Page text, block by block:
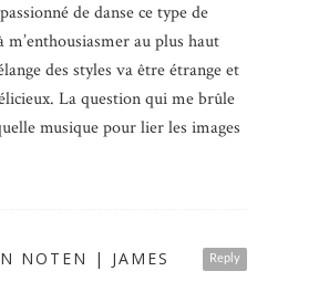
de danse ce type de
m’enthousiasmer au plus haut
des styles va être étrange et
La question qui me brûle
musique pour lier les images
Reply
NOTEN | JAMES